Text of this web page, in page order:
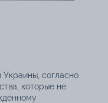
Украины, согласно
которые не